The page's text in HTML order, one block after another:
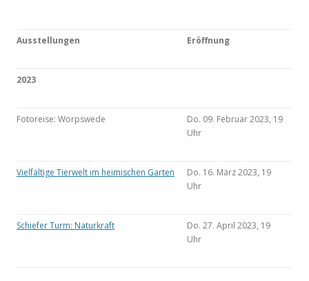
Ausstellungen Eröffnung
2023
Fotoreise: Worpswede
Do. 09. Februar 2023, 19
Uhr
Vielfältige Tierwelt im heimischen Garten
Do. 16. März 2023, 19
Uhr
Schiefer Turm: Naturkraft
Do. 27. April 2023, 19
Uhr